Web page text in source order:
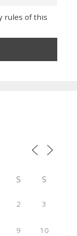
rules of this
S S
2 3
9 10